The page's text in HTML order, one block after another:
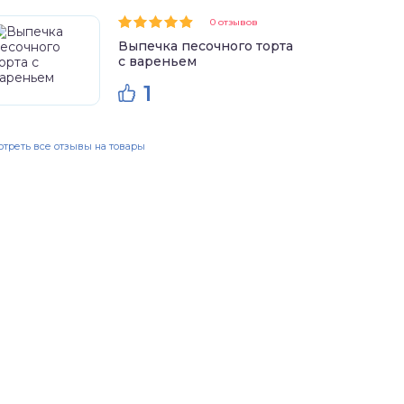
0 отзывов
Выпечка песочного торта
с вареньем
1
все отзывы на товары